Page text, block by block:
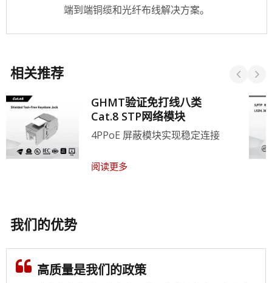
端到端铜缆和光纤布线解决方案。
相关推荐
GHMT验证免打线八类
Cat.8 STP网络模块
4PPoE 屏蔽模块实现稳定连接
阅读更多
我们的优势
高质量是我们的政策